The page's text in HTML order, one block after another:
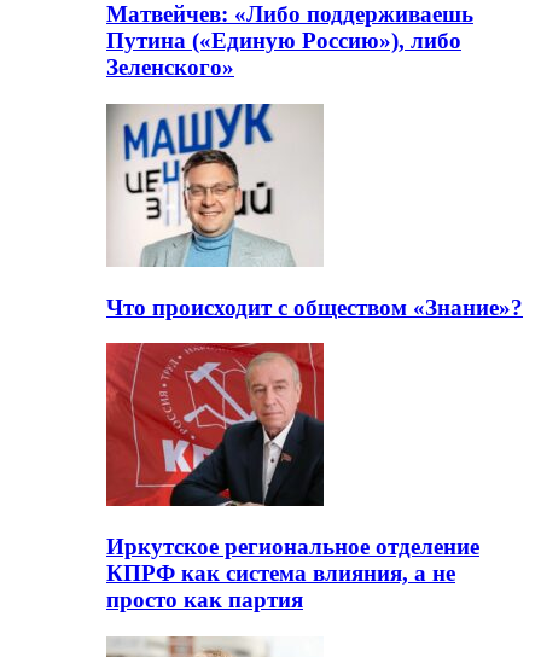
Матвейчев: «Либо поддерживаешь
Путина («Единую Россию»), либо
Зеленского»
Что происходит с обществом «Знание»?
Иркутское региональное отделение
КПРФ как система влияния, а не
просто как партия